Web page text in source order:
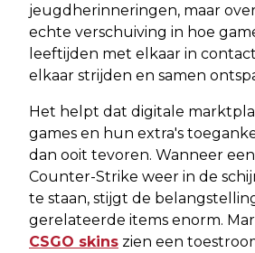
jeugdherinneringen, maar
echte verschuiving in hoe
leeftijden met elkaar in
elkaar strijden en samen
Het helpt dat digitale
games en hun extra's
dan ooit tevoren. Wanneer
Counter-Strike weer in de
te staan, stijgt de
gerelateerde items enorm.
CSGO skins zien een